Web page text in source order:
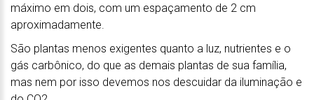
máximo em dois, com um espaçamento de 2 cm
aproximadamente.
São plantas menos exigentes quanto a luz, nutrientes e o
gás carbônico, do que as demais plantas de sua família,
mas nem por isso devemos nos descuidar da iluminação e